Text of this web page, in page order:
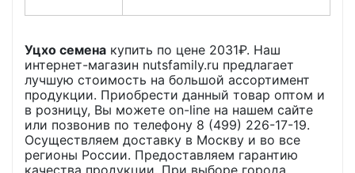
Уцхо семена купить по цене 2031₽. Наш
интернет-магазин nutsfamily.ru предлагает
лучшую стоимость на большой ассортимент
продукции. Приобрести данный товар оптом и
в розницу, Вы можете on-line на нашем сайте
или позвонив по телефону 8 (499) 226-17-19.
Осуществляем доставку в Москву и во все
регионы России. Предоставляем гарантию
качества продукции. При выборе города,